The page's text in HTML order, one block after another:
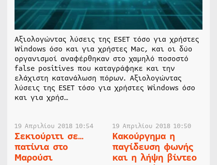
Αξιολογώντας λύσεις της ESET τόσο για χρήστες
Windows όσο και για χρήστες Mac, και οι δύο
οργανισμοί αναφέρθηκαν στο χαμηλό ποσοστό
false positives που καταγράφηκε και την
ελάχιστη κατανάλωση πόρων. Αξιολογώντας
λύσεις της ESET τόσο για χρήστες Windows όσο
και για χρήσ…
19 Απριλίου 2018 10:54
Σεκιούριτι σε…
πατίνια στο
Μαρούσι
19 Απριλίου 2018 10:50
Κακούργημα η
παγίδευση φωνής
και η λήψη βίντεο